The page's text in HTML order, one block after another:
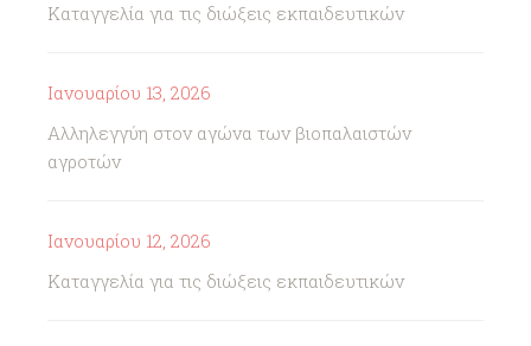
Καταγγελία για τις διώξεις εκπαιδευτικών
Ιανουαρίου 13, 2026
Αλληλεγγύη στον αγώνα των βιοπαλαιστών
αγροτών
Ιανουαρίου 12, 2026
Καταγγελία για τις διώξεις εκπαιδευτικών